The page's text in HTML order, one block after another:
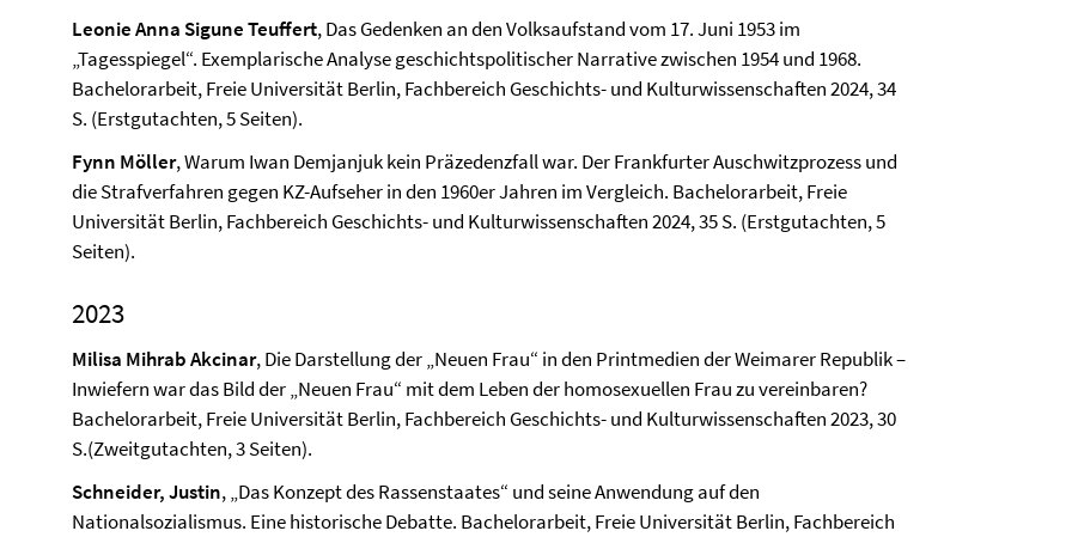
Leonie Anna Sigune Teuffert, Das Gedenken an den Volksaufstand vom 17. Juni 1953 im
„Tagesspiegel“. Exemplarische Analyse geschichtspolitischer Narrative zwischen 1954 und 1968.
Bachelorarbeit, Freie Universität Berlin, Fach­bereich Geschichts- und Kultur­wissenschaften 2024, 34
S. (Erstgutachten, 5 Seiten).
Fynn Möller, Warum Iwan Demjanjuk kein Präzedenzfall war. Der Frankfurter Auschwitzprozess und
die Strafverfahren gegen KZ-Aufseher in den 1960er Jahren im Vergleich. Bachelorarbeit, Freie
Universität Berlin, Fach­bereich Geschichts- und Kultur­wissenschaften 2024, 35 S. (Erstgutachten, 5
Seiten).
2023
Milisa Mihrab Akcinar, Die Darstellung der „Neuen Frau“ in den Printmedien der Weimarer Republik –
Inwiefern war das Bild der „Neuen Frau“ mit dem Leben der homosexuellen Frau zu vereinbaren?
Bachelorarbeit, Freie Universität Berlin, Fach­bereich Geschichts- und Kultur­wissenschaften 2023, 30
S.(Zweitgutachten, 3 Seiten).
Schneider, Justin, „Das Konzept des Rassenstaates“ und seine Anwendung auf den
Nationalsozialismus. Eine historische Debatte. Bachelorarbeit, Freie Universität Berlin, Fach­bereich